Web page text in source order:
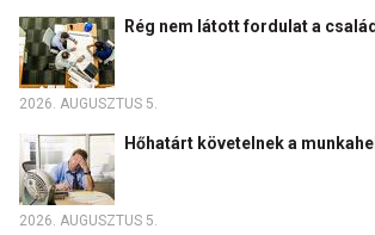
Rég nem látott fordulat a
2026. AUGUSZTUS 5.
Hőhatárt követelnek a
2026. AUGUSZTUS 5.